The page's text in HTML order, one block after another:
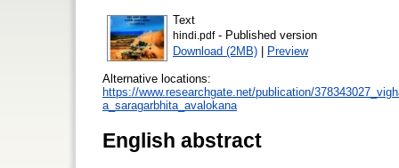
Text
hindi.pdf- Published version
Download (2MB) | Preview
Alternative locations:
https://www.researchgate.net/publication/
a_saragarbhita_avalokana
English abstract